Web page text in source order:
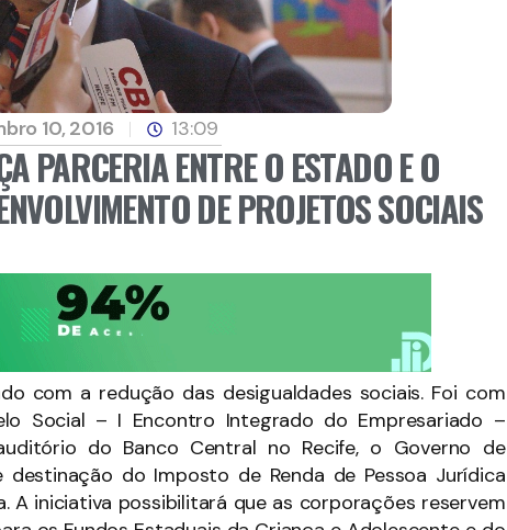
10, 2016 13:09
PARCERIA ENTRE O ESTADO E O
DE PROJETOS SOCIAIS
com a redução das desigualdades sociais. Foi com
Social – I Encontro Integrado do Empresariado –
do Banco Central no Recife, o Governo de
do Imposto de Renda de Pessoa Jurídica
A iniciativa possibilitará que as corporações reservem